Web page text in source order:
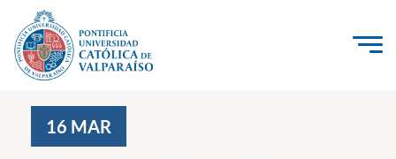
Click acá para ir directamente al contenido
Investigación, Creación e Innovación
16 MAR